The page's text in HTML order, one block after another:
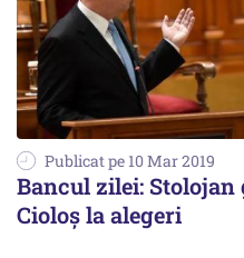
Publicat pe 10 Mar 2019
Bancul zilei: Stolojan
Cioloș la alegeri